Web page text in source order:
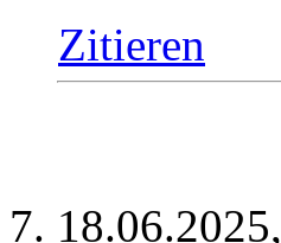
Zitieren
18.06.2025,